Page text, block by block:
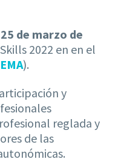
de marzo de
2022 en en el
).
y
reglada y
de las